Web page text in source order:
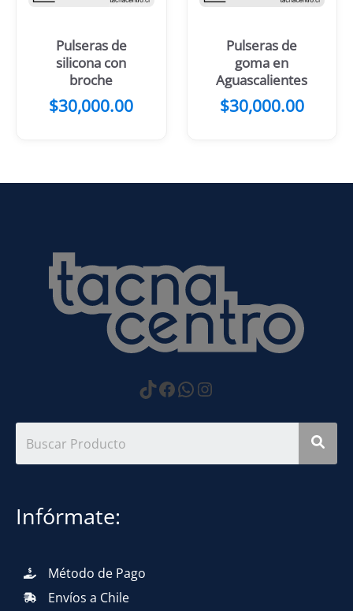
Pulseras de
silicona con
broche
$30,000.00
Pulseras de
goma en
Aguascalientes
$30,000.00
https://
Facebook
WhatsApp
Instagram
Infórmate:
Método de Pago
Envíos a Chile